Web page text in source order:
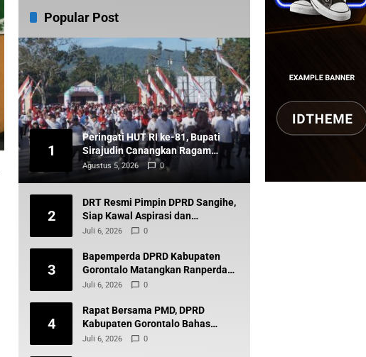
Popular Post
1
Peringati HUT RI ke-81, Bupati
Sirajudin Canangkan Ragam
Agenda Kebersamaan di Boltara
Agustus 5, 2026 0
2
DRT Resmi Pimpin DPRD Sangihe,
Siap Kawal Aspirasi dan
Pembangunan Daerah
Juli 6, 2026 0
3
Bapemperda DPRD Kabupaten
Gorontalo Matangkan Ranperda
Pajak Demi Tingkatkan
Juli 6, 2026 0
4
Rapat Bersama PMD, DPRD
Kabupaten Gorontalo Bahas
Program Strategis Perkuat
Juli 6, 2026 0